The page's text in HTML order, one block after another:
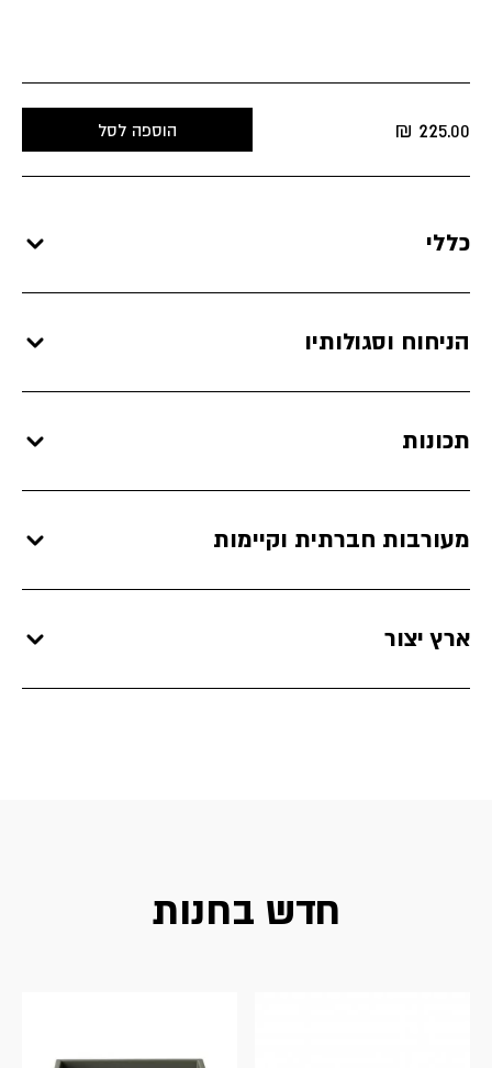
הוספה לסל 225.00
₪
כללי
הניחוח וסגולותיו
תכונות
מעורבות חברתית וקיימות
ארץ יצור
חדש בחנות